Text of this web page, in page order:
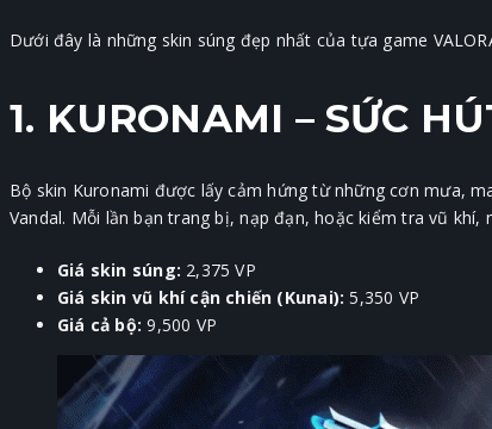
Dưới đây là những skin súng đẹp nhất của tựa game
1. KURONAMI – SỨC
Bộ skin Kuronami được lấy cảm hứng từ những cơn mưa,
Vandal. Mỗi lần bạn trang bị, nạp đạn, hoặc kiểm tra vũ
Giá skin súng: 2,375 VP
Giá skin vũ khí cận chiến (Kunai): 5,350 VP
Giá cả bộ: 9,500 VP